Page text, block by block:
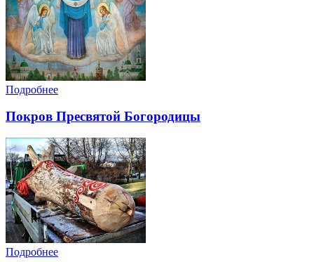
Подробнее
Покров Пресвятой Богородицы
Подробнее